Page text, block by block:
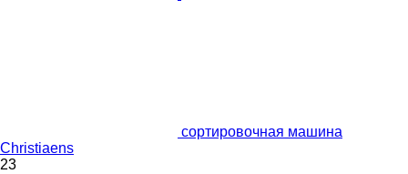
сортировочная машина
Christiaens
23